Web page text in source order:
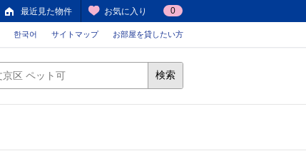
最近見た物件 お気に入り 0
한국어 サイトマップ お部屋を貸したい方
検索